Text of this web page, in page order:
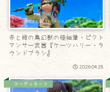
赤と緑の鳥幻獣の極細筆・ピクト
マンサー武器『ケーツハリー・ラ
ウンドブラシ』
2026.04.28
コーディネート